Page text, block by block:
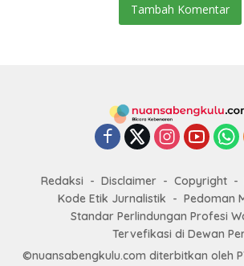
Tambah Komentar
Redaksi Disclaimer Copyright
Kode Etik Jurnalistik
Pedoman
Standar Perlindungan Profesi
Tervefikasi di Dewan
©nuansabengkulu.com diterbitkan oleh